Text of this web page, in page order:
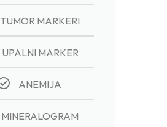
TUMOR MARKERI
UPALNI MARKER
ANEMIJA
MINERALOGRAM